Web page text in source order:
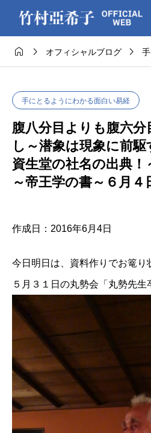
  オフィシャルブログ 
手にとるようにわかる面白い易経
腹八分目よりも腹六
し～潜象は現象に前
資生堂の社名の出典
～帝王学の書～６月
作成日：2016年6月4日
今日明日は、資料作りでお篭り
５月３１日の丸勢会「丸勢先生